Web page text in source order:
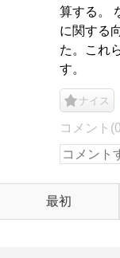
算する。
に関する
た。これ
す。
ナイス
コメント
最初